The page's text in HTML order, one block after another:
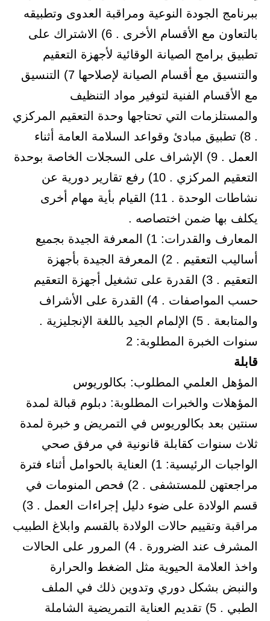
ببرنامج الجودة النوعية ومراقبة العدوى وتطبيقه
بالتعاون مع الأقسام الأخرى . 6) الاشتراك على
تطبيق برامج الصيانة الوقائية لأجهزة التعقيم
والتنسيق مع أقسام الصيانة لإصلاحها 7) التنسيق
مع الأقسام الفنية لتوفير مواد التنظيف
والمستلزمات التي تحتاجها وحدة التعقيم المركزي
. 8) تطبيق مبادئ وقواعد السلامة العامة أثناء
العمل . 9) الإشراف على السجلات الخاصة بوحدة
التعقيم المركزي . 10) رفع تقارير دورية عن
نشاطات الوحدة . 11) القيام بأية مهام أخرى
يكلف بها ضمن اختصاصه .
المعارف والقدرات: 1) المعرفة الجيدة بجميع
أساليب التعقيم . 2) المعرفة الجيدة بأجهزة
التعقيم . 3) القدرة على تشغيل أجهزة التعقيم
حسب المواصفات . 4) القدرة على الأشراف
والمتابعة . 5) الإلمام الجيد باللغة الإنجليزية .
سنوات الخبرة المطلوبة: 2
قابلة
المؤهل العلمي المطلوب: بكالوريوس
المؤهلات والخبرات المطلوبة: دبلوم قبالة لمدة
سنتين بعد بكالوريوس في التمريض و خبرة لمدة
ثلاث سنوات كقابلة قانونية في مرفق صحي
الواجبات الرئيسية: 1) العناية بالحوامل أثناء فترة
مراجعتهن للمستشفى . 2) فحص المنومات في
قسم الولادة على ضوء دليل إجراءات العمل . 3)
مراقبة وتقييم حالات الولادة بالقسم وابلاغ الطبيب
المشرف عند الضرورة . 4) المرور على الحالات
واخذ العلامة الحيوية مثل الضغط والحرارة
والنبض بشكل دوري وتدوين ذلك في الملف
الطبي . 5) تقديم العناية التمريضية الشاملة